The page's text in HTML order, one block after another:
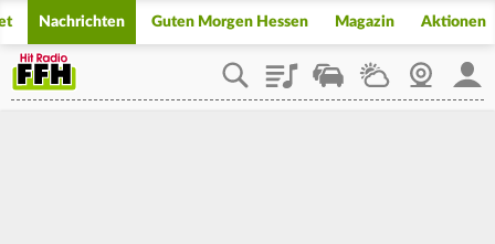
Nachrichten Guten Morgen Hessen Magazin Aktionen
PlaylistStaupilotWetterWebcam